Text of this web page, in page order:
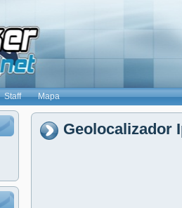
Staff Mapa
Geolocalizador